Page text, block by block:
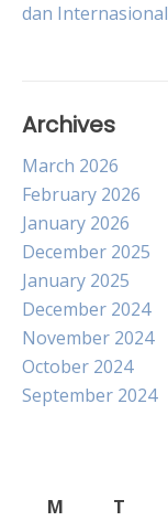
dan Internasional
Archives
March 2026
February 2026
January 2026
December 2025
January 2025
December 2024
November 2024
October 2024
September 2024
M
T